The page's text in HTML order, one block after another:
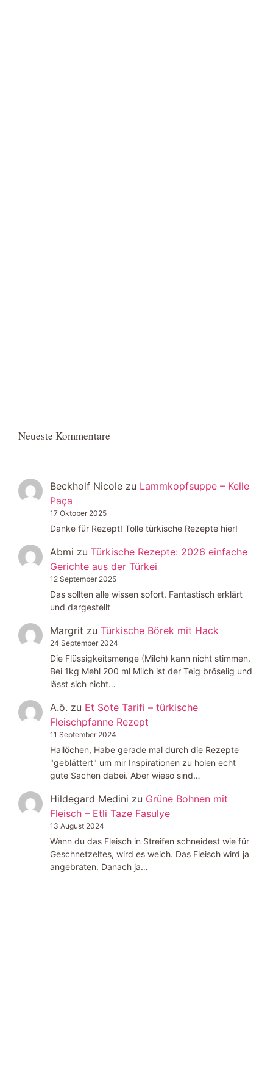
Neueste Kommentare
Beckholf Nicole zu Lammkopfsuppe – Kelle
Paça
17 Oktober 2025
Danke für Rezept! Tolle türkische Rezepte hier!
Abmi zu Türkische Rezepte: 2026 einfache
Gerichte aus der Türkei
12 September 2025
Das sollten alle wissen sofort. Fantastisch erklärt
und dargestellt
Margrit zu Türkische Börek mit Hack
24 September 2024
Die Flüssigkeitsmenge (Milch) kann nicht stimmen.
Bei 1kg Mehl 200 ml Milch ist der Teig bröselig und
lässt sich nicht…
A.ö. zu Et Sote Tarifi – türkische
Fleischpfanne Rezept
11 September 2024
Hallöchen, Habe gerade mal durch die Rezepte
"geblättert" um mir Inspirationen zu holen echt
gute Sachen dabei. Aber wieso sind…
Hildegard Medini zu Grüne Bohnen mit
Fleisch – Etli Taze Fasulye
13 August 2024
Wenn du das Fleisch in Streifen schneidest wie für
Geschnetzeltes, wird es weich. Das Fleisch wird ja
angebraten. Danach ja…